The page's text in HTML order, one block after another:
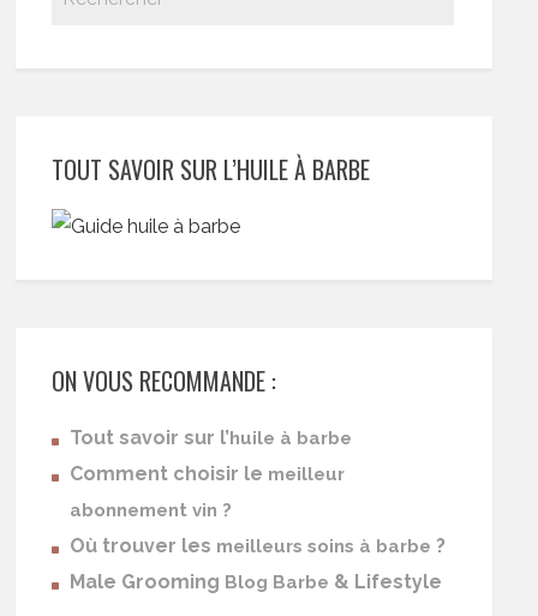
TOUT SAVOIR SUR L’HUILE À BARBE
ON VOUS RECOMMANDE :
Tout savoir sur l’huile à barbe
Comment choisir le meilleur
abonnement vin ?
Où trouver les meilleurs soins à barbe ?
Male Grooming Blog Barbe & Lifestyle